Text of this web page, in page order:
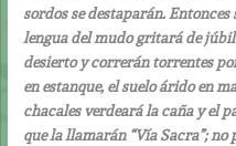
sordos se destaparán.
lengua del mudo gritará de
desierto y correrán torrentes
en estanque, el suelo árido en
chacales verdeará la caña y el
que la llamarán “Vía Sacra”;